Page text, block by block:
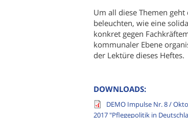
Um all diese Themen
beleuchten, wie eine
konkret gegen
kommunaler Ebene
der Lektüre dieses Heftes.
DOWNLOADS:
DEMO Impulse Nr. 8 /
2017 "Pflegepolitik in